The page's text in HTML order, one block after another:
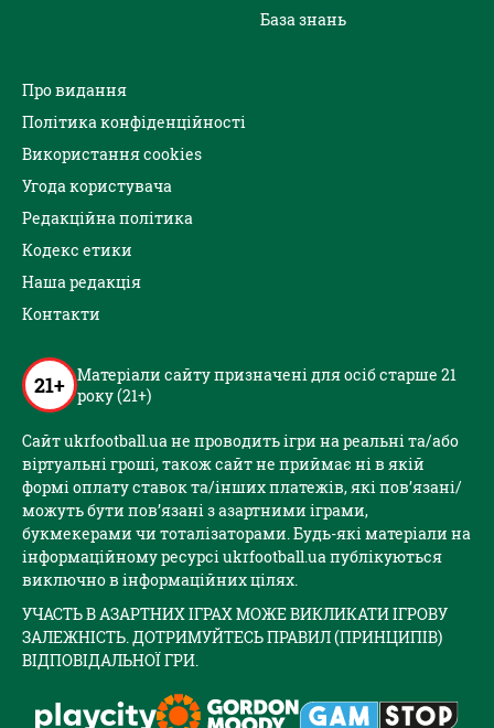
База знань
Про видання
Політика конфіденційності
Використання cookies
Угода користувача
Редакційна політика
Кодекс етики
Наша редакція
Контакти
21+ Матеріали сайту призначені для осіб старше 21
року (21+)
Сайт ukrfootball.ua не проводить ігри на реальні та/або
віртуальні гроші, також сайт не приймає ні в якій
формі оплату ставок та/інших платежів, які пов’язані/
можуть бути пов’язані з азартними іграми,
букмекерами чи тоталізаторами. Будь-які матеріали на
інформаційному ресурсі ukrfootball.ua публікуються
виключно в інформаційних цілях.
УЧАСТЬ В АЗАРТНИХ ІГРАХ МОЖЕ ВИКЛИКАТИ ІГРОВУ
ЗАЛЕЖНІСТЬ. ДОТРИМУЙТЕСЬ ПРАВИЛ (ПРИНЦИПІВ)
ВІДПОВІДАЛЬНОЇ ГРИ.